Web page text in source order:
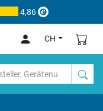
4,86
CH